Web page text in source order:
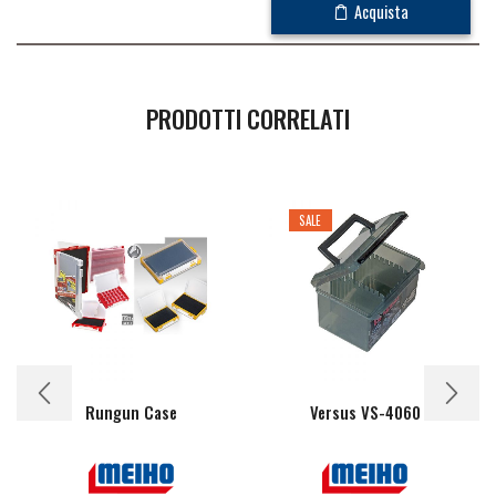
Acquista
PRODOTTI CORRELATI
Rungun Case
SALE
Versus VS-4060